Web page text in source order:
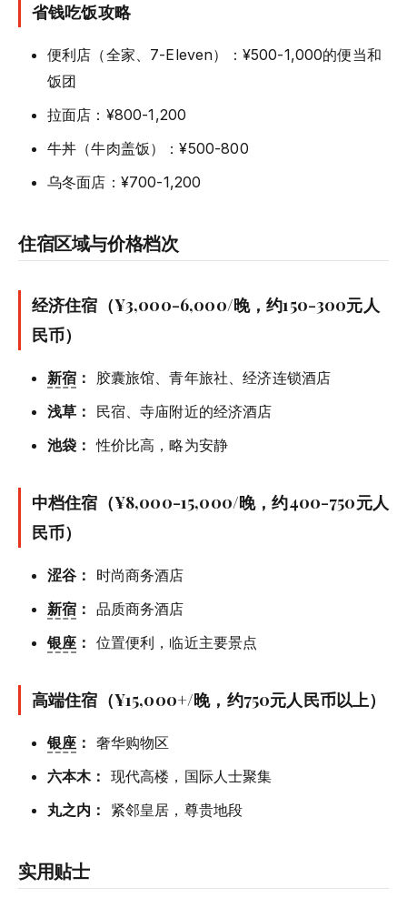
省钱吃饭攻略
便利店（全家、7-Eleven）：¥500-1,000的便当和
饭团
拉面店：¥800-1,200
牛丼（牛肉盖饭）：¥500-800
乌冬面店：¥700-1,200
住宿区域与价格档次
经济住宿（¥3,000-6,000/晚，约150-300元人
民币）
新宿 ：
胶囊旅馆、青年旅社、经济连锁酒店
浅草：
民宿、寺庙附近的经济酒店
池袋： 性价比高，略为安静
中档住宿（¥8,000-15,000/晚，约400-750元人
民币）
涩谷：
时尚商务酒店
新宿 ： 品质商务酒店
银座 ： 位置便利，临近主要景点
高端住宿（¥15,000+/晚，约750元人民币以上）
银座 ： 奢华购物区
六本木： 现代高楼，国际人士聚集
丸之内：
紧邻皇居，尊贵地段
实用贴士